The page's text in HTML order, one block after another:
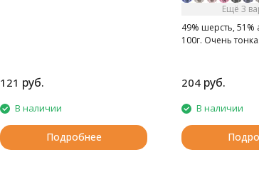
121 руб.
В наличии
Подробнее
Ещё 3
49% шерсть, 51%
100г. Очень
204 руб.
В наличии